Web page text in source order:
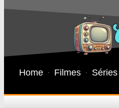
Home Filmes Séries